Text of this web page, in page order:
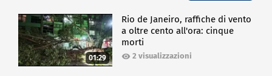
01:29
Rio de Janeiro, raffiche di vento
a oltre cento all'ora: cinque
morti
2 visualizzazioni